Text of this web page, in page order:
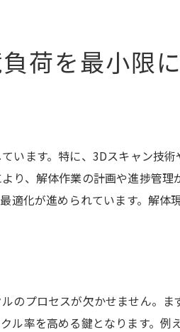
実現する社会貢献
るための廃材処理の重要性
から見る環境意識の高まり
解体の必要性を考える
荷を最小限に
います。特に、3Dスキャン技
、解体作業の計画や進捗管
化が進められています。解体
のプロセスが欠かせません。
率を高める鍵となります。